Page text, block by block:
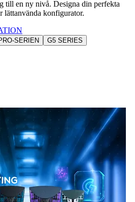
till en ny nivå. Designa din perfekta
lättanvända konfigurator.
SERIEN
G5 SERIES